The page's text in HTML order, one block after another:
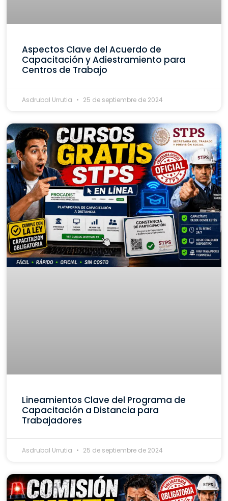
Aspectos Clave del Acuerdo de
Capacitación y Adiestramiento para
Centros de Trabajo
Asdrubal Urrutia 25 de septiembre de 2024
Lineamientos Clave del Programa de
Capacitación a Distancia para
Trabajadores
Asdrubal Urrutia 25 de septiembre de 2024